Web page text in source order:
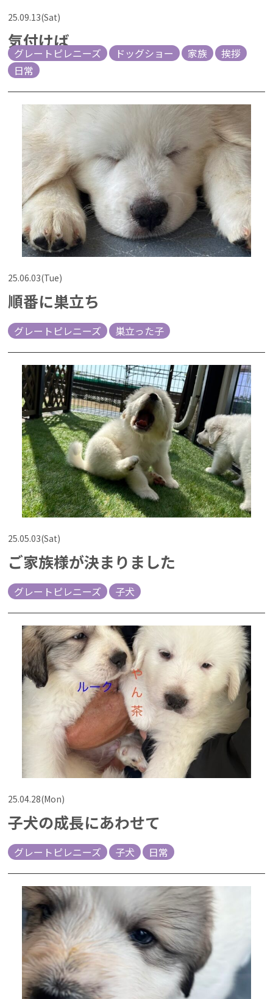
25.09.13(Sat)
気付けば
グレートピレニーズ ドッグショー 家族
挨拶
日常
25.06.03(Tue)
順番に巣立ち
グレートピレニーズ 巣立った子
25.05.03(Sat)
ご家族様が決まりました
グレートピレニーズ 子犬
25.04.28(Mon)
子犬の成長にあわせて
グレートピレニーズ 子犬 日常